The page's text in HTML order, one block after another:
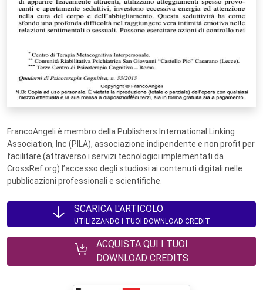
FrancoAngeli è membro della Publishers International Linking
Association, Inc (PILA), associazione indipendente e non profit per
facilitare (attraverso i servizi tecnologici implementati da
CrossRef.org) l’accesso degli studiosi ai contenuti digitali nelle
pubblicazioni professionali e scientifiche.
SCARICA L'ARTICOLO
UTILIZZANDO I TUOI DOWNLOAD CREDIT
ACQUISTA QUI I TUOI
DOWNLOAD CREDITS